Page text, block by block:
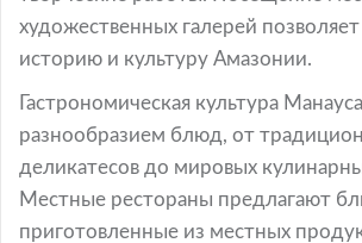
художественных галерей позволяет
историю и культуру Амазонии.
Гастрономическая культура
разнообразием блюд, от
деликатесов до мировых
Местные рестораны предлагают
приготовленные из местных